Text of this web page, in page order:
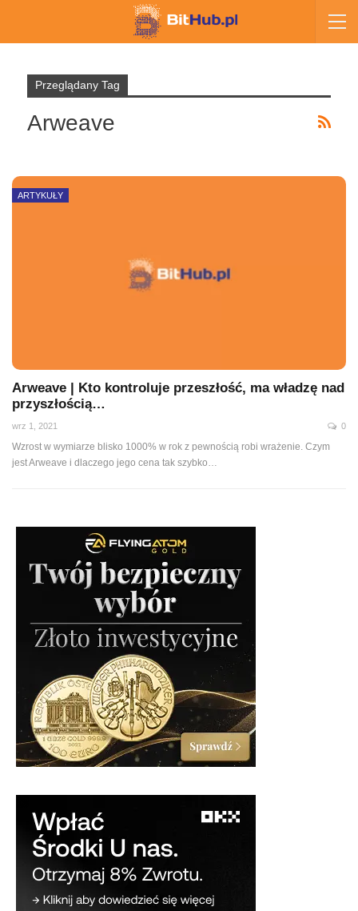
Przeglądany Tag
Arweave
ARTYKUŁY
Arweave | Kto kontroluje przeszłość, ma władzę nad
przyszłością…
wrz 1, 2021 0
Wzrost w wymiarze blisko 1000% w rok z pewnością robi wrażenie. Czym
jest Arweave i dlaczego jego cena tak szybko…